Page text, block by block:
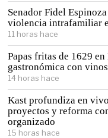
Senador Fidel
violencia intrafamiliar
11 horas hace
Papas fritas de 1629
gastronómica con
14 horas hace
Kast profundiza en
proyectos y reforma
organizado
15 horas hace